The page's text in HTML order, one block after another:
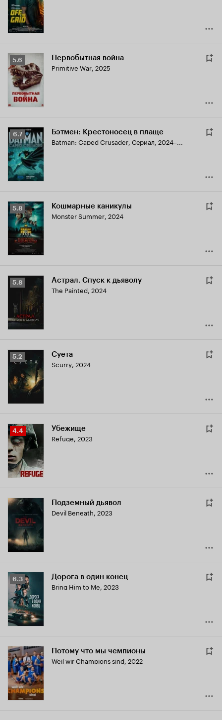
4.7
Рейтинг
Кинопоиска
5.6
5.6 Первобытная война
Primitive War, 2025
Рейтинг
Кинопоиска
6.7
6.7 Бэтмен: Крестоносец в плаще
Batman: Caped Crusader, Сериал, 2024–...
Рейтинг
Кинопоиска
5.8
5.8 Кошмарные каникулы
Monster Summer, 2024
Рейтинг
Кинопоиска
5.8
5.8 Астрал. Спуск к дьяволу
The Painted, 2024
Рейтинг
Кинопоиска
5.2
5.2 Суета
Scurry, 2024
Рейтинг
Кинопоиска
4.4
4.4 Убежище
Refuge, 2023
Подземный дьявол
Devil Beneath, 2023
Рейтинг
Кинопоиска
6.3
6.3 Дорога в один конец
Bring Him to Me, 2023
Потому что мы чемпионы
Weil wir Champions sind, 2022